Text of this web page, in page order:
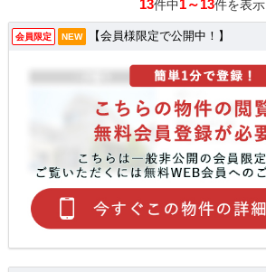
13件中1～13件を表示
会員限定 NEW 【会員様限定で公開中！】